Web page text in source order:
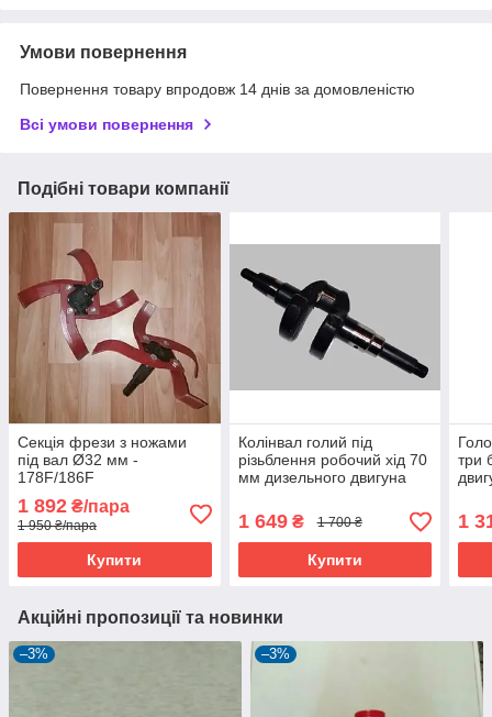
Умови повернення
Повернення товару впродовж 14 днів за домовленістю
Всі умови повернення
Подібні товари компанії
Секція фрези з ножами
під вал Ø32 мм -
178F/186F
1 892 ₴/пара
1 950 ₴/пара
Купити
Колінвал голий під
різьблення робочий хід 70
мм дизельного двигуна
1 649₴ 1 700 ₴
Купити
три
1
Акційні пропозиції та новинки
–3% –3%